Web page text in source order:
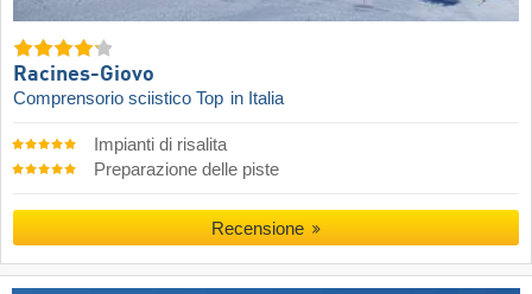
Racines-Giovo
Comprensorio sciistico Top in Italia
Impianti di risalita
Preparazione delle piste
Recensione